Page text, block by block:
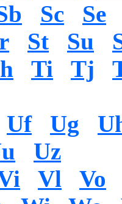
Sc
Se
St Su
Ti Tj
Uf Ug
Uz
Vl
Vo